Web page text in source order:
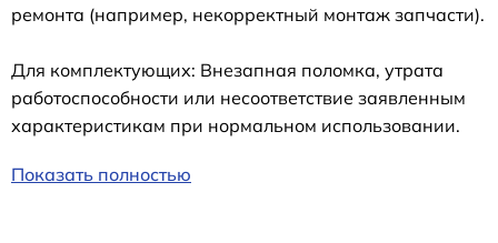
ремонта (например, некорректный монтаж запчасти).
Для комплектующих: Внезапная поломка, утрата
работоспособности или несоответствие заявленным
характеристикам при нормальном использовании.
Показать полностью